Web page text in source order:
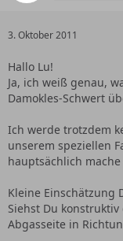
3. Oktober 2011
Hallo Lu!
Ja, ich weiß genau,
Damokles-Schwert
Ich werde trotzdem
unserem speziellen
hauptsächlich
Kleine Einschätzung
Siehst Du
Abgasseite in